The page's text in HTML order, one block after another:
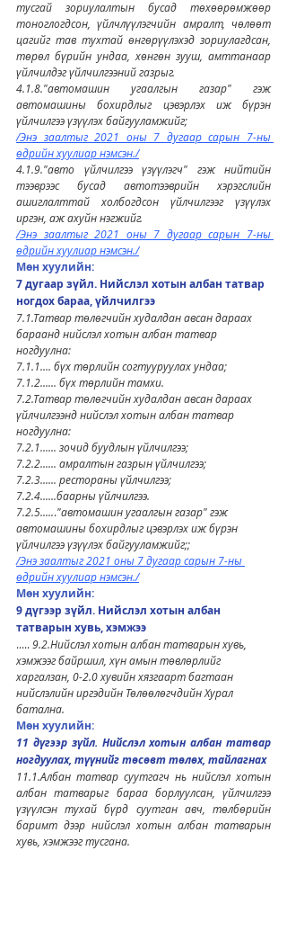
тусгай зориулалтын бусад төхөөрөмжөөр
тоноглогдсон, үйлчлүүлэгчийн амралт, чөлөөт
цагийг тав тухтай өнгөрүүлэхэд зориулагдсан,
төрөл бүрийн ундаа, хөнгөн зууш, амттанаар
үйлчилдэг үйлчилгээний газрыг.
4.1.8."автомашин угаалгын газар" гэж
автомашины бохирдлыг цэвэрлэх иж бүрэн
үйлчилгээ үзүүлэх байгууламжийг;
/Энэ заалтыг 2021 оны 7 дугаар сарын 7-ны
өдрийн хуулиар нэмсэн./
4.1.9."авто үйлчилгээ үзүүлэгч" гэж нийтийн
тээврээс бусад автотээврийн хэрэгслийн
ашиглалттай холбогдсон үйлчилгээг үзүүлэх
иргэн, аж ахуйн нэгжийг.
/Энэ заалтыг 2021 оны 7 дугаар сарын 7-ны
өдрийн хуулиар нэмсэн./
Мөн хуулийн:
7 дугаар зүйл. Нийслэл хотын албан татвар
ногдох бараа, үйлчилгээ
7.1.Татвар төлөгчийн худалдан авсан дараах
бараанд нийслэл хотын албан татвар
ногдуулна:
7.1.1.... бүх төрлийн согтууруулах ундаа;
7.1.2...... бүх төрлийн тамхи.
7.2.Татвар төлөгчийн худалдан авсан дараах
үйлчилгээнд нийслэл хотын албан татвар
ногдуулна:
7.2.1...... зочид буудлын үйлчилгээ;
7.2.2...... амралтын газрын үйлчилгээ;
7.2.3...... рестораны үйлчилгээ;
7.2.4......баарны үйлчилгээ.
7.2.5......"автомашин угаалгын газар" гэж
автомашины бохирдлыг цэвэрлэх иж бүрэн
үйлчилгээ үзүүлэх байгууламжийг;;
/Энэ заалтыг 2021 оны 7 дугаар сарын 7-ны
өдрийн хуулиар нэмсэн./
Мөн хуулийн:
9 дүгээр зүйл. Нийслэл хотын албан
татварын хувь, хэмжээ
..... 9.2.Нийслэл хотын албан татварын хувь,
хэмжээг байршил, хүн амын төвлөрлийг
харгалзан, 0-2.0 хувийн хязгаарт багтаан
нийслэлийн иргэдийн Төлөөлөгчдийн Хурал
батална.
Мөн хуулийн:
11 дүгээр зүйл. Нийслэл хотын албан татвар
ногдуулах, түүнийг төсөвт төлөх, тайлагнах
11.1.Албан татвар суутгагч нь нийслэл хотын
албан татварыг бараа борлуулсан, үйлчилгээ
үзүүлсэн тухай бүрд суутган авч, төлбөрийн
баримт дээр нийслэл хотын албан татварын
хувь, хэмжээг тусгана.